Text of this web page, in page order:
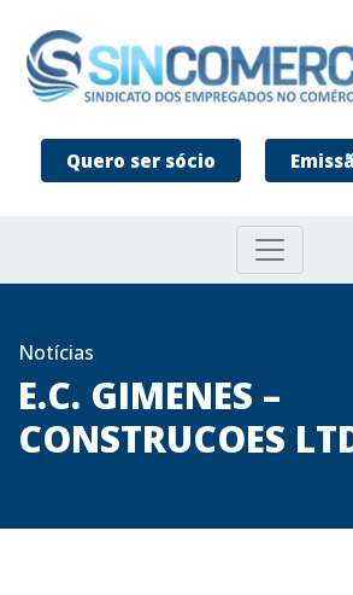
Quero ser sócio
Notícias
E.C. GIMENES –
CONSTRUCOES